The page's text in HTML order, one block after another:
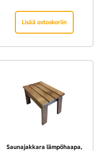
Lisää ostoskoriin
Saunajakkara lämpöhaapa,